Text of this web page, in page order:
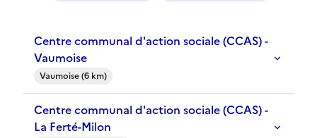
Centre communal d'action sociale (CCAS) -
Vaumoise
Vaumoise (6 km)
Centre communal d'action sociale (CCAS) -
La Ferté-Milon